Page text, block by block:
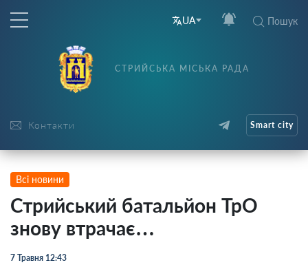
UA Пошук
Контакти
СТРИЙСЬКА МІСЬКА РАДА
Smart city
Всі новини
Стрийський батальйон ТрО
знову втрачає…
7 Травня 12:43